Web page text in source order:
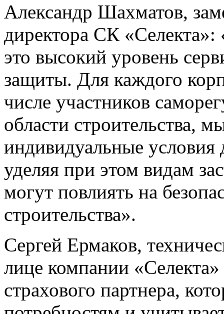
Александр Шахматов,
директора СК
это высокий уровень
защиты. Для каждого
числе участников
области строительства,
индивидуальные условия
уделяя при этом видам
могут повлиять на
строительства».
Сергей Ермаков,
лице компании
страхового партнера,